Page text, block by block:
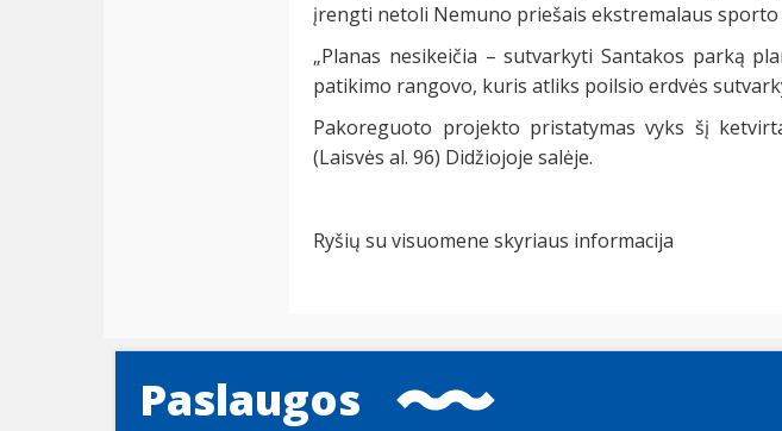
įrengti netoli Nemuno priešais ekstremalaus sporto
„Planas nesikeičia – sutvarkyti Santakos parką
patikimo rangovo, kuris atliks poilsio erdvės
Pakoreguoto projekto pristatymas vyks šį
(Laisvės al. 96) Didžiojoje salėje.
Ryšių su visuomene skyriaus informacija
Paslaugos